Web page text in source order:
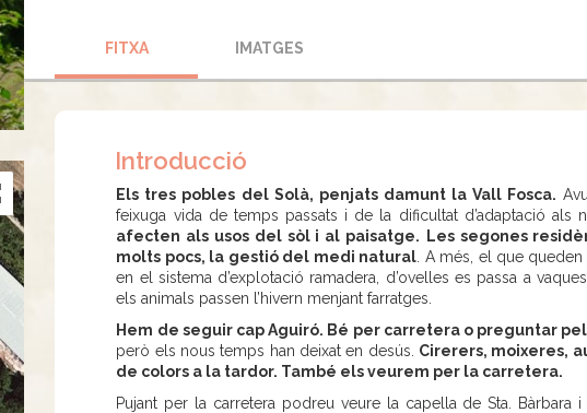
FITXA IMATGES
Introducció
Els tres pobles del Solà, penjats damunt la Vall Fosca.
feixuga vida de temps passats i de la dificultat d’adaptació als
afecten als usos del sòl i al paisatge.
Les segones
molts pocs, la gestió del medi natural . A més, el que
en el sistema d’explotació ramadera, d’ovelles es passa a
els animals passen l’hivern menjant farratges.
Hem de seguir cap Aguiró. Bé per carretera o preguntar
però els nous temps han deixat en desús. Cirerers, moixeres,
de colors a la tardor. També els veurem per la carretera.
Pujant per la carretera podreu veure la capella de Sta.